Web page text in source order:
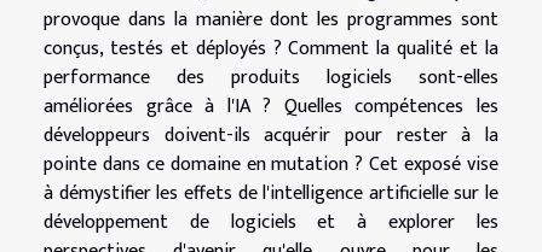
provoque dans la manière dont les programmes sont
conçus, testés et déployés ? Comment la qualité et la
performance des produits logiciels sont-elles
améliorées grâce à l'IA ? Quelles compétences les
développeurs doivent-ils acquérir pour rester à la
pointe dans ce domaine en mutation ? Cet exposé vise
à démystifier les effets de l'intelligence artificielle sur le
développement de logiciels et à explorer les